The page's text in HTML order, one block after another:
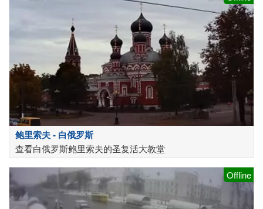
鲍里索夫 - 白俄罗斯
查看白俄罗斯鲍里索夫的圣复活大教堂
Offline